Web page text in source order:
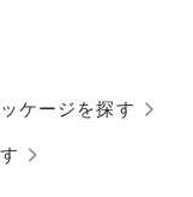
ケージを探す